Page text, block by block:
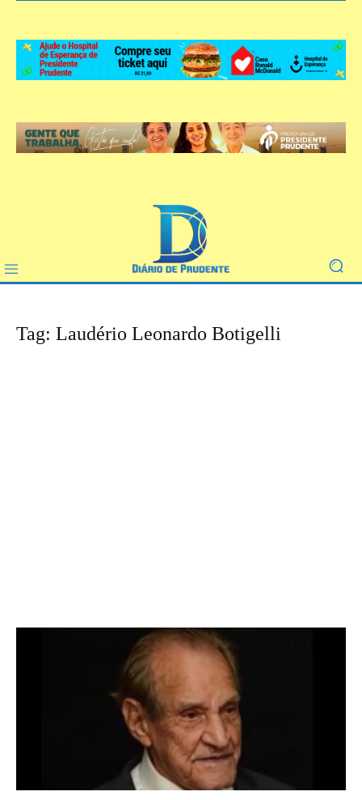
Tag: Laudério Leonardo Botigelli